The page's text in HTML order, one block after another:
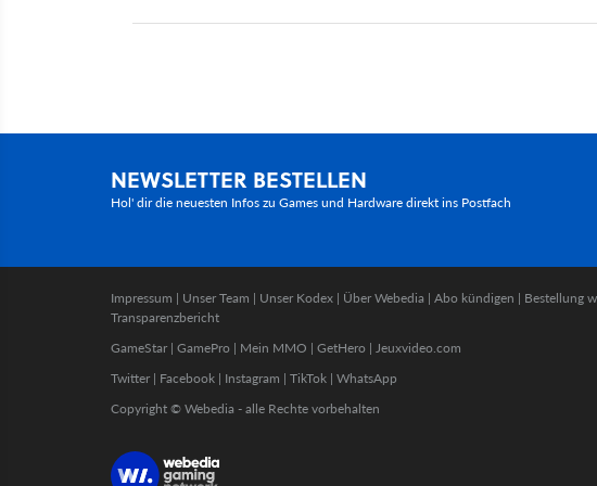
NEWSLETTER BESTELLEN
Hol' dir die neuesten Infos zu Games und Hardware direkt ins Postfach
Impressum | Unser Team | Unser Kodex | Über Webedia | Abo kündigen | Bestellung
Transparenzbericht
GameStar | GamePro | Mein MMO | GetHero | Jeuxvideo.com
Twitter | Facebook | Instagram | TikTok | WhatsApp
Copyright © Webedia - alle Rechte vorbehalten